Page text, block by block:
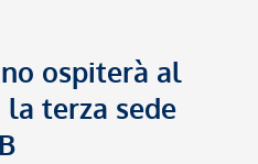
ospiterà al
terza sede